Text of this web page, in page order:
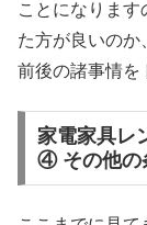
ことになりま
た方が良いのか
前後の諸事情を
家電家具レ
④ その他の